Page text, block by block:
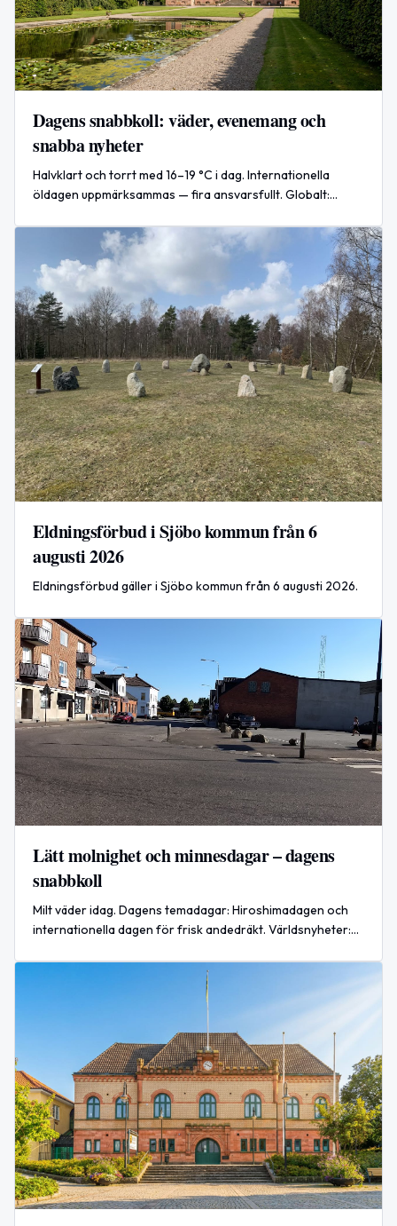
Dagens snabbkoll: väder, evenemang och
snabba nyheter
Halvklart och torrt med 16–19 °C i dag. Internationella
öldagen uppmärksammas — fira ansvarsfullt. Globalt:
Eldningsförbud i Sjöbo kommun från 6
augusti 2026
Eldningsförbud gäller i Sjöbo kommun från 6 augusti 2026.
Lätt molnighet och minnesdagar – dagens
snabbkoll
Milt väder idag. Dagens temadagar: Hiroshimadagen och
internationella dagen för frisk andedräkt. Världsnyheter: